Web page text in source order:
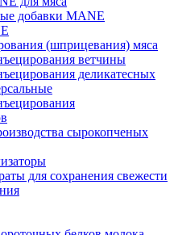
добавки MANE
(шприцевания) мяса
ветчины
деликатесных
сырокопченых
для сохранения свежести